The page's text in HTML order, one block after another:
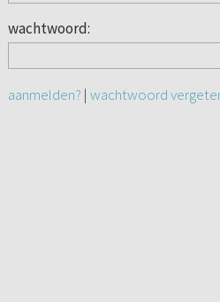
wachtwoord:
aanmelden? | wachtwoord